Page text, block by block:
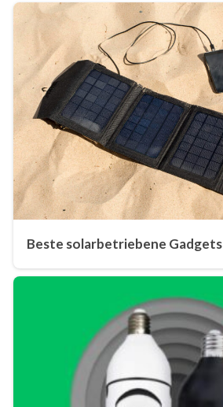
Beste solarbetriebene Gadgets